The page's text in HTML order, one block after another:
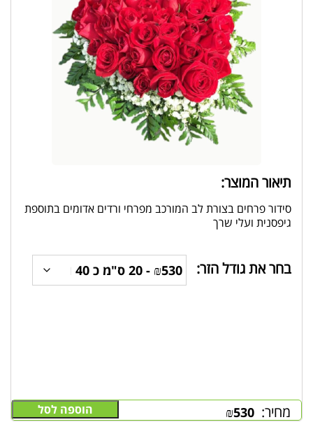
תיאור המוצר:
סידור פרחים בצורת לב המורכב מפרחי ורדים אדומים בתוספת
גיפסנית ועלי שרך
בחר את גודל הזר:
מחיר: ₪530 הוספה לסל